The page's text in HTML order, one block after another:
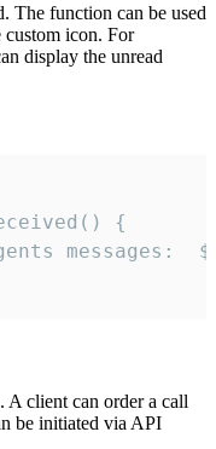
The function can be used
custom icon. For
display the unread
{
A client can order a call
be initiated via API